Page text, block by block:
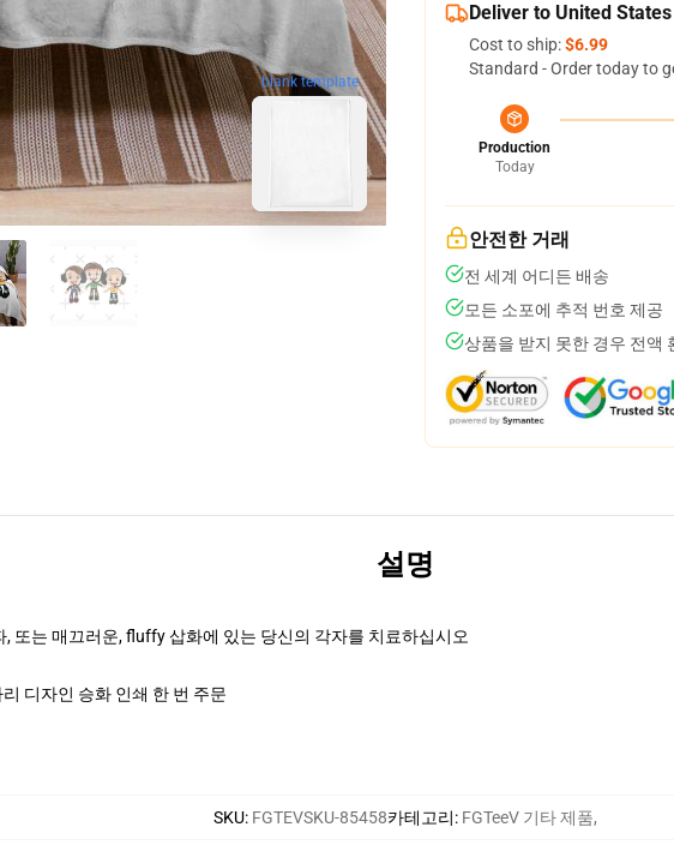
blank template
Deliver to United States
Cost to ship:$6.99
Standard - Order today to
Production
Today
안전한 거래
전 세계 어디든 배송
모든 소포에 추적 번호 제공
상품을 받지 못한 경우 전액
설명
, 또는 매끄러운, fluffy 삽화에 있는 당신의 각자를 치료하십시오
디자인 승화 인쇄 한 번 주문
SKU: FGTEVSKU-85458카테고리: FGTeeV 기타 제품,